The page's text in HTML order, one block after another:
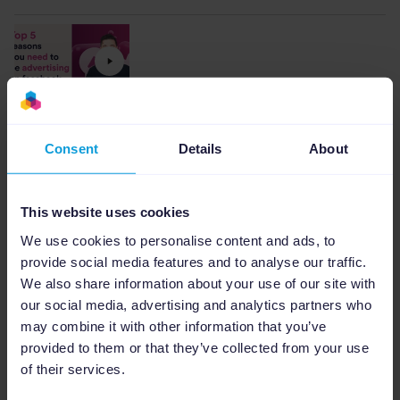
Consent Details About
This website uses cookies
We use cookies to personalise content and ads, to
provide social media features and to analyse our traffic.
We also share information about your use of our site with
our social media, advertising and analytics partners who
may combine it with other information that you’ve
provided to them or that they’ve collected from your use
of their services.
Facebook Werbung schalten sollten
Masterclass Channable x Moonova 2022
45:00
Weitere Inhalte ansehen